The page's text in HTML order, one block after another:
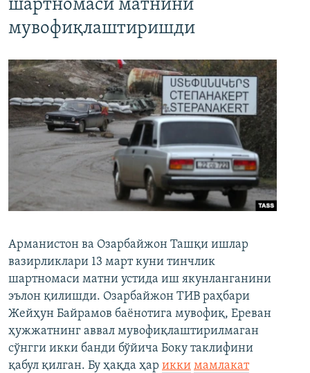
шартномаси матнини
мувофиқлаштиришди
Арманистон ва Озарбайжон Ташқи ишлар
вазирликлари 13 март куни тинчлик
шартномаси матни устида иш якунланганини
эълон қилишди. Озарбайжон ТИВ раҳбари
Жейҳун Байрамов баёнотига мувофиқ, Ереван
ҳужжатнинг аввал мувофиқлаштирилмаган
сўнгги икки банди бўйича Боку таклифини
қабул қилган. Бу ҳақда ҳар икки мамлакат